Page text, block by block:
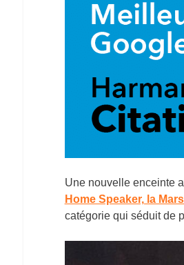
Une nouvelle enceinte
Home Speaker, la
catégorie qui séduit de